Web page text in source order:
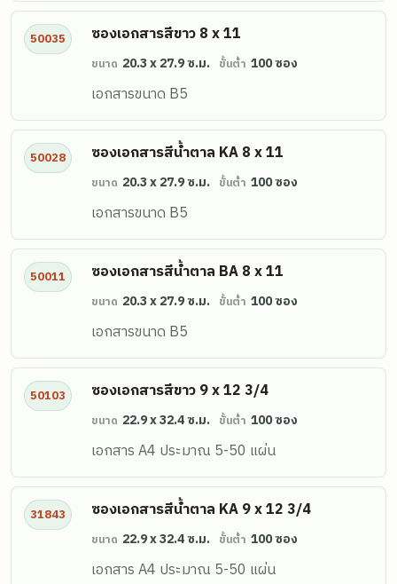
50035 ซองเอกสารสีขาว 8 x 11
ขนาด 20.3 x 27.9 ซ.ม. ขั้นต่ำ 100 ซอง
เอกสารขนาด B5
50028 ซองเอกสารสีน้ำตาล KA 8 x 11
ขนาด 20.3 x 27.9 ซ.ม. ขั้นต่ำ 100 ซอง
เอกสารขนาด B5
50011 ซองเอกสารสีน้ำตาล BA 8 x 11
ขนาด 20.3 x 27.9 ซ.ม. ขั้นต่ำ 100 ซอง
เอกสารขนาด B5
50103 ซองเอกสารสีขาว 9 x 12 3/4
ขนาด 22.9 x 32.4 ซ.ม. ขั้นต่ำ 100 ซอง
เอกสาร A4 ประมาณ 5-50 แผ่น
31843 ซองเอกสารสีน้ำตาล KA 9 x 12 3/4
ขนาด 22.9 x 32.4 ซ.ม. ขั้นต่ำ 100 ซอง
เอกสาร A4 ประมาณ 5-50 แผ่น